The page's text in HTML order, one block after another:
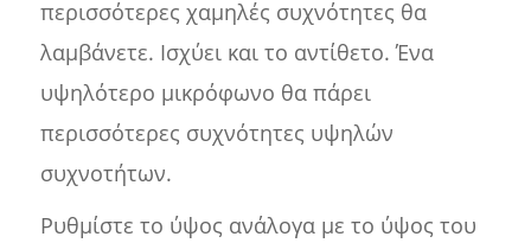
περισσότερες χαμηλές συχνότητες θα
λαμβάνετε. Ισχύει και το αντίθετο. Ένα
υψηλότερο μικρόφωνο θα πάρει
περισσότερες συχνότητες υψηλών
συχνοτήτων.
Ρυθμίστε το ύψος ανάλογα με το ύψος του